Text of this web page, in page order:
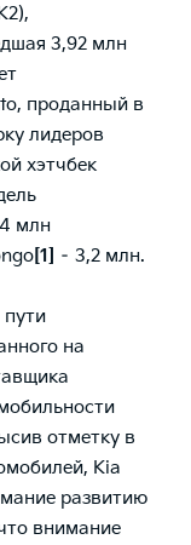
3,92 млн
проданный в
лидеров
хэтчбек
млн
[1] – 3,2 млн.
на
отметку в
Kia
развитию
внимание